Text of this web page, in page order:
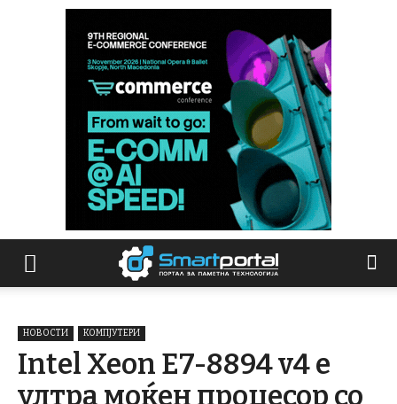
НОВОСТИ КОМПЈУТЕРИ
Intel Xeon E7-8894 v4 е
ултра моќен процесор со